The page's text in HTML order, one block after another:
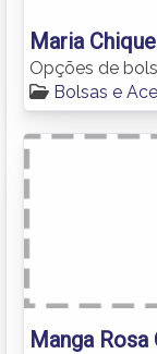
Maria
Opções de
Bolsas e
Manga